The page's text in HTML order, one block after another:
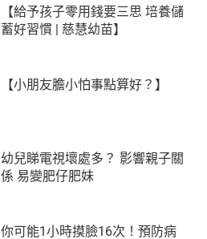
【給予孩子零用錢要三思 培養儲
蓄好習慣 | 慈慧幼苗】
【小朋友膽小怕事點算好？】
幼兒睇電視壞處多？ 影響親子關
係 易變肥仔肥妹
你可能1小時摸臉16次！預防病